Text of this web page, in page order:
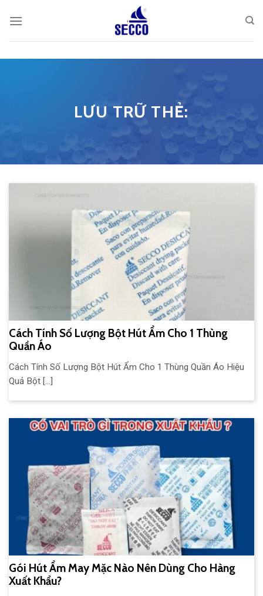
LƯU TRỮ THẺ:
Cách Tính Số Lượng Bột Hút Ẩm Cho 1 Thùng
Quần Áo
Cách Tính Số Lượng Bột Hút Ẩm Cho 1 Thùng Quần Áo Hiệu
Quả Bột [...]
Gói Hút Ẩm May Mặc Nào Nên Dùng Cho Hàng
Xuất Khẩu?